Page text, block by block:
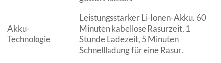
Akku-
Technologie
Leistungsstarker Li-Ionen-Akku. 60
Minuten kabellose Rasurzeit, 1
Stunde Ladezeit, 5 Minuten
Schnellladung für eine Rasur.